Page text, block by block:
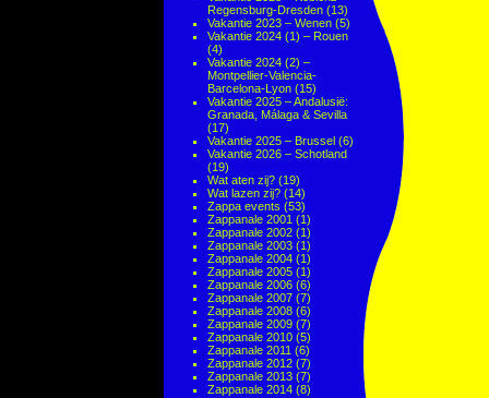
Regensburg-Dresden (13)
Vakantie 2023 – Wenen (5)
Vakantie 2024 (1) – Rouen
(4)
Vakantie 2024 (2) –
Montpellier-Valencia-
Barcelona-Lyon (15)
Vakantie 2025 – Andalusië:
Granada, Málaga & Sevilla
(17)
Vakantie 2025 – Brussel (6)
Vakantie 2026 – Schotland
(19)
Wat aten zij? (19)
Wat lazen zij? (14)
Zappa events (53)
Zappanale 2001 (1)
Zappanale 2002 (1)
Zappanale 2003 (1)
Zappanale 2004 (1)
Zappanale 2005 (1)
Zappanale 2006 (6)
Zappanale 2007 (7)
Zappanale 2008 (6)
Zappanale 2009 (7)
Zappanale 2010 (5)
Zappanale 2011 (6)
Zappanale 2012 (7)
Zappanale 2013 (7)
Zappanale 2014 (8)